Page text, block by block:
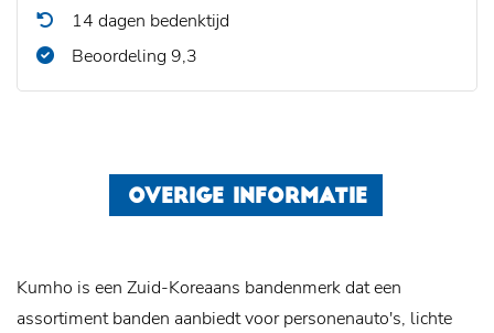
14 dagen bedenktijd
Beoordeling 9,3
OVERIGE INFORMATIE
Kumho is een Zuid-Koreaans bandenmerk dat een
assortiment banden aanbiedt voor personenauto's, lichte